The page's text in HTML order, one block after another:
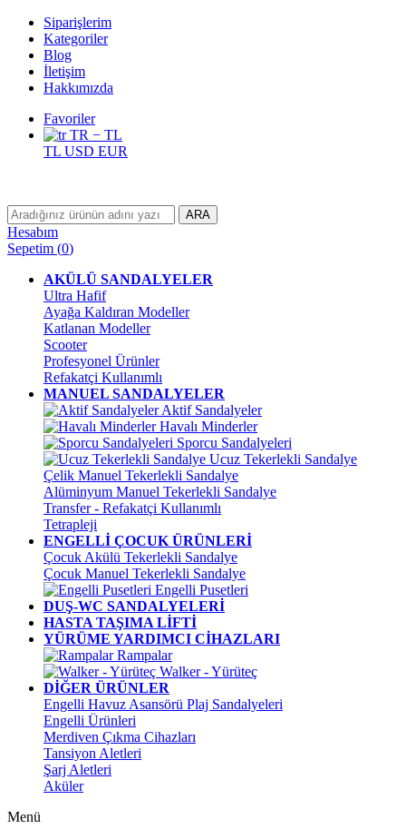
Siparişlerim
Kategoriler
Blog
İletişim
Hakkımızda
Favoriler
TR − TL
TL USD EUR
ARA
Hesabım
Sepetim (0)
AKÜLÜ SANDALYELER
Ultra Hafif
Ayağa Kaldıran Modeller
Katlanan Modeller
Scooter
Profesyonel Ürünler
Refakatçi Kullanımlı
MANUEL SANDALYELER
Aktif Sandalyeler
Havalı Minderler
Sporcu Sandalyeleri
Ucuz Tekerlekli Sandalye
Çelik Manuel Tekerlekli Sandalye
Alüminyum Manuel Tekerlekli Sandalye
Transfer - Refakatçi Kullanımlı
Tetrapleji
ENGELLİ ÇOCUK ÜRÜNLERİ
Çocuk Akülü Tekerlekli Sandalye
Çocuk Manuel Tekerlekli Sandalye
Engelli Pusetleri
DUŞ-WC SANDALYELERİ
HASTA TAŞIMA LİFTİ
YÜRÜME YARDIMCI CİHAZLARI
Rampalar
Walker - Yürüteç
DİĞER ÜRÜNLER
Engelli Havuz Asansörü Plaj Sandalyeleri
Engelli Ürünleri
Merdiven Çıkma Cihazları
Tansiyon Aletleri
Şarj Aletleri
Aküler
Menü